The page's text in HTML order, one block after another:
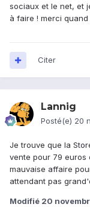
sociaux et le net, et
à faire ! merci quand
Citer
Lannig
Posté(e) 20
Je trouve que la
vente pour 79 euros
mauvaise affaire
attendant pas
Modifié 20